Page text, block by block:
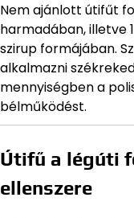
Nem ajánlott útifűt
harmadában, illetve
szirup formájában.
alkalmazni
mennyiségben a
bélműködést.
Útifű a légúti
ellenszere